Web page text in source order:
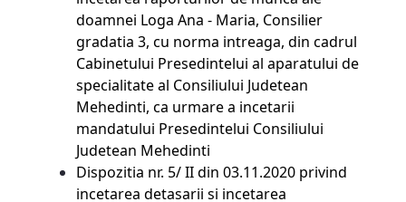
doamnei Loga Ana - Maria, Consilier
gradatia 3, cu norma intreaga, din cadrul
Cabinetului Presedintelui al aparatului de
specialitate al Consiliului Judetean
Mehedinti, ca urmare a incetarii
mandatului Presedintelui Consiliului
Judetean Mehedinti
Dispozitia nr. 5/ II din 03.11.2020 privind
incetarea detasarii si incetarea